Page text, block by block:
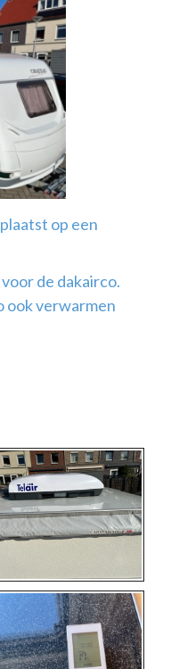
op een
de dakairco.
ook verwarmen